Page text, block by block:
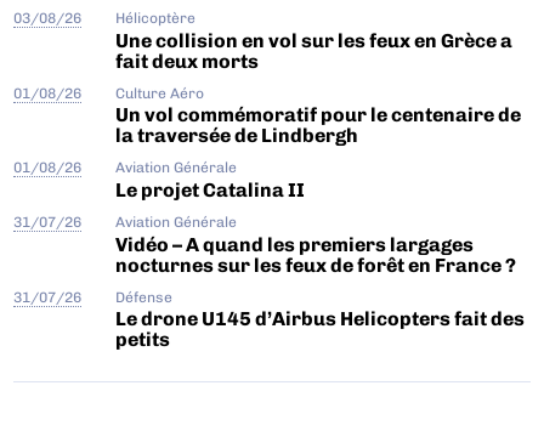
03/08/26 Hélicoptère
Une collision en vol sur les feux en Grèce a
fait deux morts
01/08/26 Culture Aéro
Un vol commémoratif pour le centenaire de
la traversée de Lindbergh
01/08/26 Aviation Générale
Le projet Catalina II
31/07/26 Aviation Générale
Vidéo – A quand les premiers largages
nocturnes sur les feux de forêt en France ?
31/07/26 Défense
Le drone U145 d’Airbus Helicopters fait des
petits